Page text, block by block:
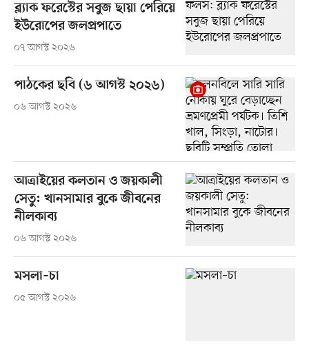
ব্ল্যাক ফরেস্টের সবুজ ছায়া পেরিয়ে
ইউরোপের জলপ্রপাতে
০৭ আগস্ট ২০২৬
পাঠকের ছবি (৬ আগস্ট ২০২৬)
০৬ আগস্ট ২০২৬
আত্রাইয়ের কলতান ও জয়কালী
সেতু: খানসামার বুকে জীবনের
নীলকাব্য
০৬ আগস্ট ২০২৬
মসলা–চা
০৫ আগস্ট ২০২৬